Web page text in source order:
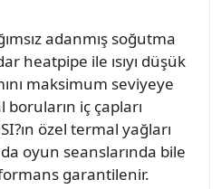
adanmış soğutma
heatpipe ile ısıyı düşük
maksimum seviyeye
boruların iç çapları
özel termal yağları
oyun seanslarında bile
garantilenir.